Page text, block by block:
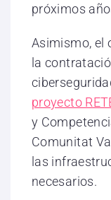
próximos
Asimismo, el
la
proyecto
y
Comunitat
las
necesarios.